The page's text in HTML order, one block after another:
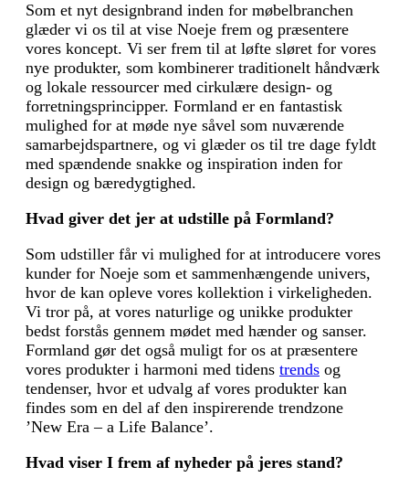
Som et nyt designbrand inden for møbelbranchen
glæder vi os til at vise Noeje frem og præsentere
vores koncept. Vi ser frem til at løfte sløret for vores
nye produkter, som kombinerer traditionelt håndværk
og lokale ressourcer med cirkulære design- og
forretningsprincipper. Formland er en fantastisk
mulighed for at møde nye såvel som nuværende
samarbejdspartnere, og vi glæder os til tre dage fyldt
med spændende snakke og inspiration inden for
design og bæredygtighed.
Hvad giver det jer at udstille på Formland?
Som udstiller får vi mulighed for at introducere vores
kunder for Noeje som et sammenhængende univers,
hvor de kan opleve vores kollektion i virkeligheden.
Vi tror på, at vores naturlige og unikke produkter
bedst forstås gennem mødet med hænder og sanser.
Formland gør det også muligt for os at præsentere
vores produkter i harmoni med tidens trends og
tendenser, hvor et udvalg af vores produkter kan
findes som en del af den inspire­rende trendzone
’New Era – a Life Balance’.
Hvad viser I frem af nyheder på jeres stand?